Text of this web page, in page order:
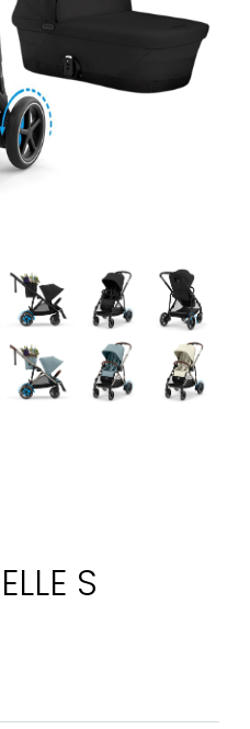
S
Outlet
Guide
Vores butik